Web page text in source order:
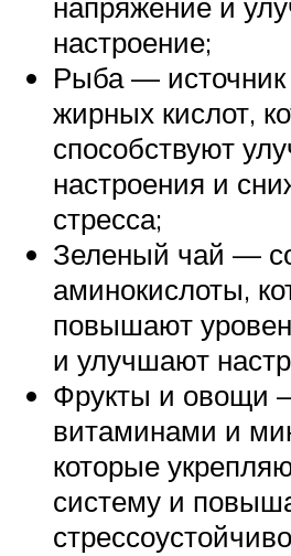
настроение;
Рыба —
жирных кислот,
способствуют
настроения и
стресса;
Зеленый чай —
аминокислоты,
повышают
и улучшают
Фрукты и овощи
витаминами и
которые
систему и